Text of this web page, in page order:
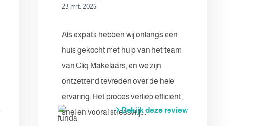
23 mrt. 2026
Als expats hebben wij onlangs een
huis gekocht met hulp van het team
van Cliq Makelaars, en we zijn
ontzettend tevreden over de hele
ervaring. Het proces verliep efficiënt,
snel en vooral stressvrij,...Bekijk deze review